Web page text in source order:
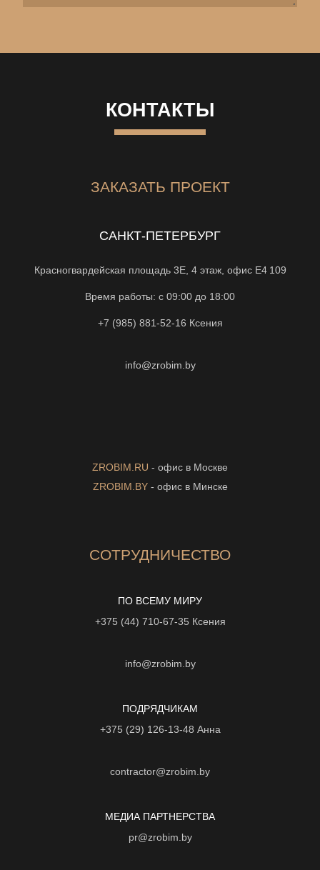
КОНТАКТЫ
ЗАКАЗАТЬ ПРОЕКТ
САНКТ-ПЕТЕРБУРГ
Красногвардейская площадь 3Е, 4 этаж, офис Е4 109
Время работы: с 09:00 до 18:00
+7 (985) 881-52-16 Ксения
info@zrobim.by
ZROBIM.RU - офис в Москве
ZROBIM.BY- офис в Минске
СОТРУДНИЧЕСТВО
ПО ВСЕМУ МИРУ
+375 (44) 710-67-35 Ксения
info@zrobim.by
ПОДРЯДЧИКАМ
+375 (29) 126-13-48 Анна
contractor@zrobim.by
МЕДИА ПАРТНЕРСТВА
pr@zrobim.by